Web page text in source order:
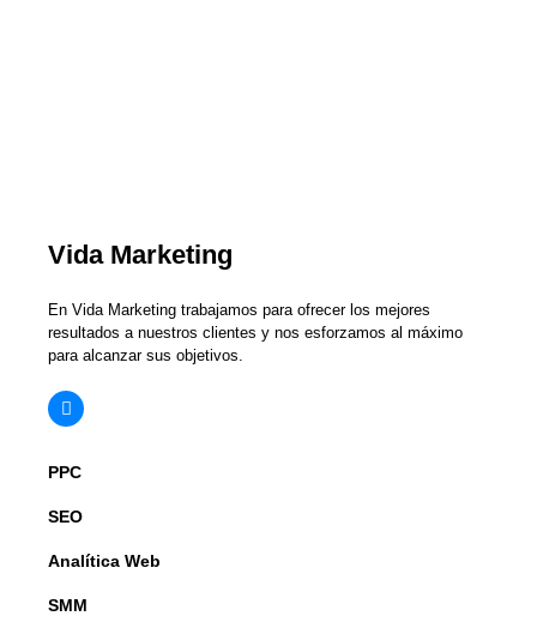
Vida Marketing
En Vida Marketing trabajamos para ofrecer los mejores
resultados a nuestros clientes y nos esforzamos al máximo
para alcanzar sus objetivos.
PPC
SEO
Analítica Web
SMM